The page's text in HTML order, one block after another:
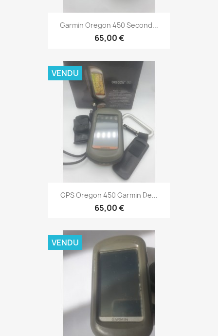
Aperçu rapide
Garmin Oregon 450 Second...
65,00 €
Aperçu rapide
GPS Oregon 450 Garmin De...
65,00 €
VENDU
VENDU